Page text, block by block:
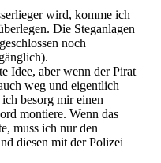
wird, komme ich
Die Steganlagen
noch
Idee, aber wenn der Pirat
weg und eigentlich
besorg mir einen
montiere. Wenn das
muss ich nur den
diesen mit der Polizei